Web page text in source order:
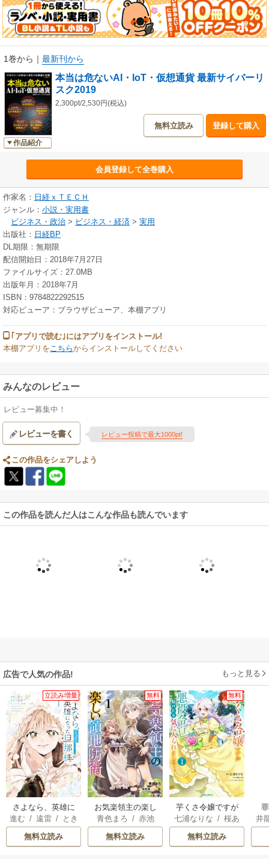
したのは記憶に新しいところです。
我々がビジネスで使わざるを得ない業務メールにも詐欺の手が迫ってい
個人情報や機密情報を掠め取ろうとするサイバー攻撃も巧妙さが増すばか
彼を知り己を知れば百戦して殆（あや）うからず――。最新技術の活用
なしにデジタル社会を勝ち抜けない今、最新技術が直面するサイバーリス
クを知り、それに備える重要さは言うまでもありません。
本ムックはサイバー攻撃者が照準を合わせている「AI」「IoT」「仮想通
貨」「ビジネスメール」「個人情報」の5大分野について、最新の攻撃トレ
ンドを掲載し、その対策を分かりやすく解説します。
今やサイバーリスクは経営リスクになりました。現場担当者のみなら
ず、経営者やマネジメント層まで必要な知識が全て学べる1冊です。
1巻から ｜ 最新刊から
作品紹介
本当は危ないAI・IoT・仮想通貨 最新サイバーリ
スク2019
2,300pt/2,530円(税込)
無料立読み 登録して購入
会員登録して全巻購入
作家名： 日経ｘＴＥＣＨ
ジャンル： 小説・実用書
ビジネス・政治 > ビジネス・経済 > 実用
出版社： 日経BP
DL期限：無期限
配信開始日：2018年7月27日
ファイルサイズ：27.0MB
出版年月：2018年7月
ISBN：9784822292515
対応ビューア：ブラウザビューア、本棚アプリ
｢アプリで読む｣にはアプリをインストール!
本棚アプリを こちらからインストールしてください
みんなのレビュー
レビュー募集中！
レビューを書く レビュー投稿で最大1000pt!
この作品をシェアしよう
この作品を読んだ人はこんな作品も読んでいます
広告で人気の作品! もっと見る
立読み増量
さよなら、英雄に
なった旦那様 ～
ただ祈るだけの役
立たずな妻のはず
進む / 遠雷/ とき
間
無料立読み
無料
お気楽領主の楽し
い領地防衛
青色まろ / 赤池
宗
/ 転
無料立読み
無料
芋くさ令嬢ですが
悪役令息を助けた
ら気に入られまし
た
七浦なりな /桜あ
/ くろでこ
無料立読み
井